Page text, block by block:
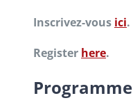
Inscrivez-vous ici.
Register here.
Programme